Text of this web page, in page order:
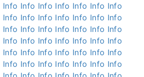
Info Info Info Info Info Info Info
Info Info Info Info Info Info Info
Info Info Info Info Info Info Info
Info Info Info Info Info Info Info
Info Info Info Info Info Info Info
Info Info Info Info Info Info Info